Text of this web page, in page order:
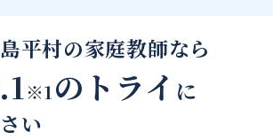
平村の家庭教師なら
※1のトライ に
い